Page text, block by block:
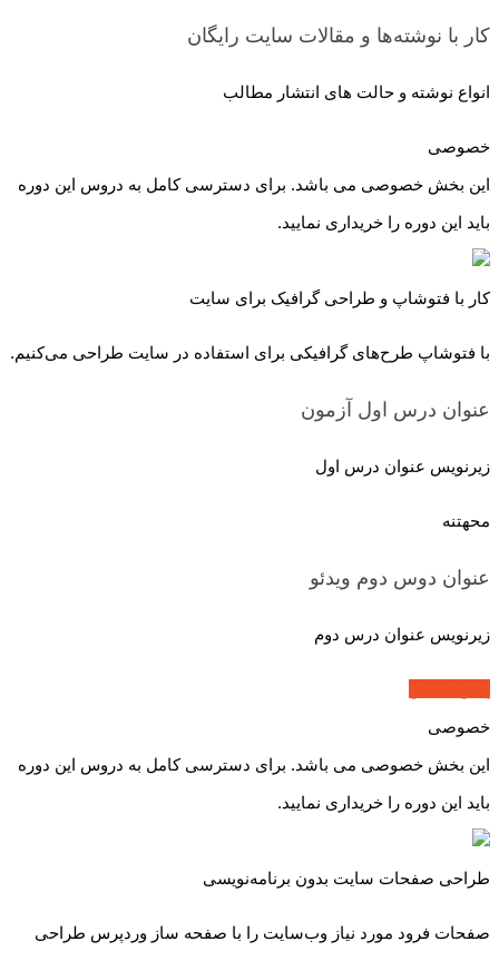
کار با نوشته‌ها و مقالات سایت رایگان
انواع نوشته و حالت های انتشار مطالب
خصوصی
این بخش خصوصی می باشد. برای دسترسی کامل به دروس این دوره
باید این دوره را خریداری نمایید.
کار با فتوشاپ و طراحی گرافیک برای سایت
با فتوشاپ طرح‌های گرافیکی برای استفاده در سایت طراحی می‌کنیم.
عنوان درس اول آزمون
زیرنویس عنوان درس اول
محهتنه
عنوان دوس دوم ویدئو
زیرنویس عنوان درس دوم
خصوصی
این بخش خصوصی می باشد. برای دسترسی کامل به دروس این دوره
باید این دوره را خریداری نمایید.
طراحی صفحات سایت بدون برنامه‌نویسی
صفحات فرود مورد نیاز وب‌سایت را با صفحه ساز وردپرس طراحی